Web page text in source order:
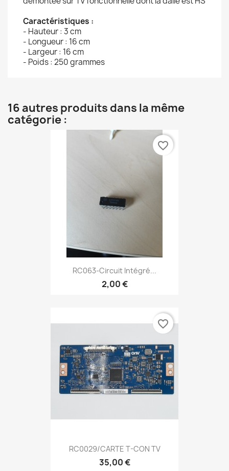
Caractéristiques :
- Hauteur : 3 cm
- Longueur : 16 cm
- Largeur : 16 cm
- Poids : 250 grammes
16 autres produits dans la même
catégorie :
RC063-Circuit Intégré...
2,00 €
favorite_border
RC0029/CARTE T-CON TV
35,00 €
favorite_border